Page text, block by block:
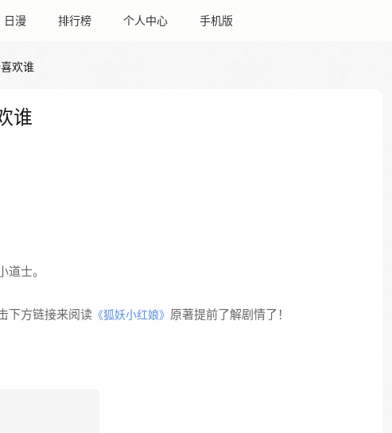
日漫 排行榜 个人中心 手机版
欢谁
谁
道士。
下方链接来阅读 《狐妖小红娘》 原著提前了解剧情了！